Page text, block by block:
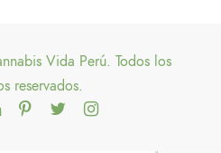
Vida Perú. Todos los
reservados.